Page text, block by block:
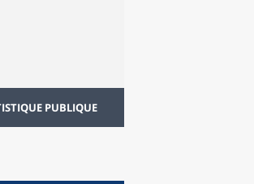
PUBLIQUE